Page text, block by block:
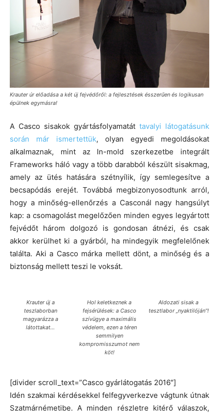
Krauter úr előadása a két új fejvédőről: a fejlesztések ésszerűen és logikusan
épülnek egymásra!
A Casco sisakok gyártásfolyamatát tavalyi látogatásunk
során már ismertettük, olyan egyedi megoldásokat
alkalmaznak, mint az In-mold szerkezetbe integrált
Frameworks háló vagy a több darabból készült sisakmag,
amely az ütés hatására szétnyílik, így semlegesítve a
becsapódás erejét. Továbbá megbizonyosodtunk arról,
hogy a minőség-ellenőrzés a Casconál nagy hangsúlyt
kap: a csomagolást megelőzően minden egyes legyártott
fejvédőt három dolgozó is gondosan átnézi, és csak
akkor kerülhet ki a gyárból, ha mindegyik megfelelőnek
találta. Aki a Casco márka mellett dönt, a minőség és a
biztonság mellett teszi le voksát.
Krauter új a
teszlaborban
magyarázza a
látottakat…
Hol keletkeznek a
fejsérülések: a Casco
szívügye a maximális
védelem, ezen a téren
semmilyen
kompromisszumot nem
köt!
Aldozati sisak a
tesztlabor „nyaktilóján”!
[divider scroll_text=”Casco gyárlátogatás 2016″]
Idén szakmai kérdésekkel felfegyverkezve vágtunk útnak
Szatmárnémetibe. A minden részletre kitérő válaszok,